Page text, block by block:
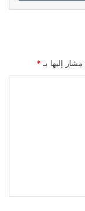
إليها بـ *